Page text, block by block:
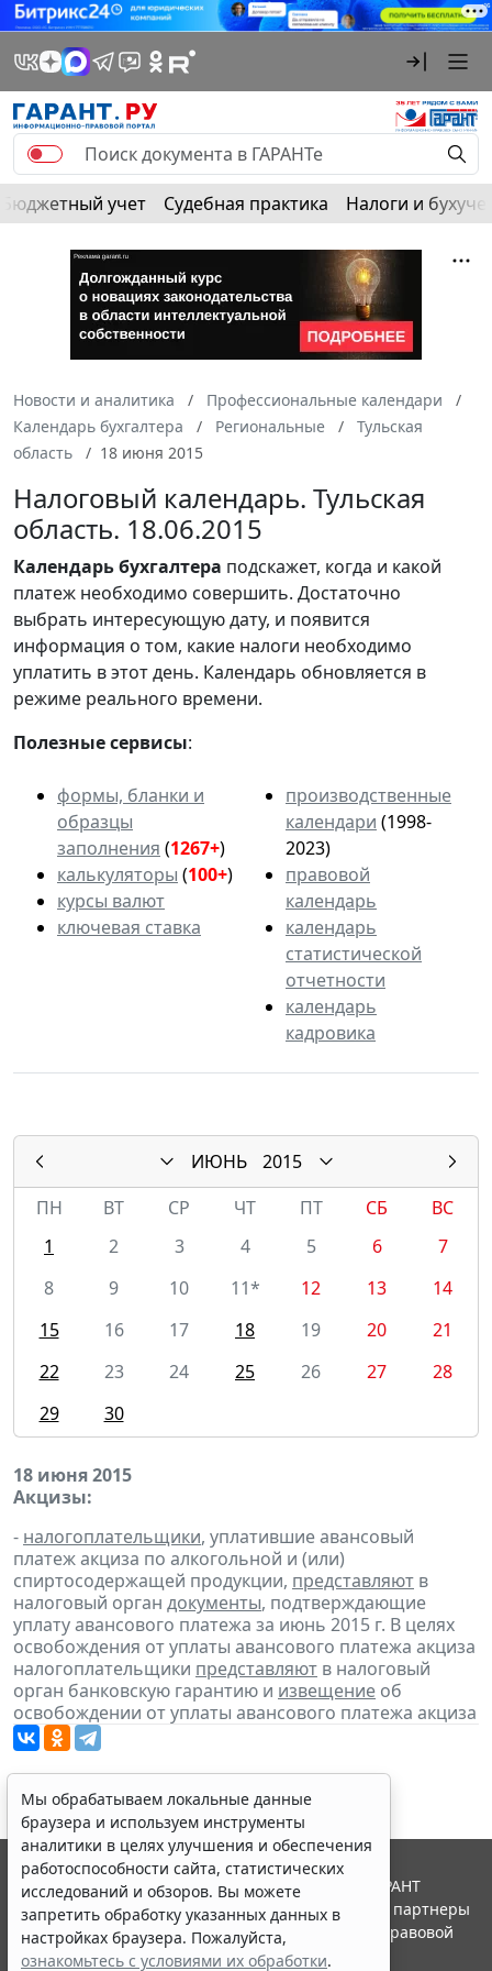
Бюджетный учет Судебная практика Налоги и
Новости и аналитика
Профессиональные календари
Календарь бухгалтера
Региональные
Тульская
область
18 июня 2015
Налоговый календарь. Тульская
область. 18.06.2015
Календарьбухгалтера подскажет, когда и какой
платеж необходимо совершить. Достаточно
выбрать интересующую дату, и появится
информация о том, какие налоги необходимо
уплатить в этот день. Календарь обновляется в
режиме реального времени.
Полезные сервисы:
формы, бланки и
образцы
заполнения (1267+)
калькуляторы (100+)
курсы валют
ключевая ставка
производственные
календари (1998-
2023)
правовой
календарь
календарь
статистической
отчетности
календарь
кадровика
ИЮНЬ
2015
ПН
ВТ СР ЧТ ПТ СБ
ВС
1
2 3 4 5 6
7
8
9 10 11* 12 13
14
15
16 17 18 19 20
21
22
23 24 25 26 27
28
29
30
18 июня 2015
Акцизы:
- налогоплательщики, уплатившие авансовый
платеж акциза по алкогольной и (или)
спиртосодержащей продукции, представляют в
налоговый орган документы, подтверждающие
уплату авансового платежа за июнь 2015 г. В целях
освобождения от уплаты авансового платежа акциза
налогоплательщики представляют в налоговый
орган банковскую гарантию и извещение об
освобождении от уплаты авансового платежа акциза
Мы обрабатываем локальные данные
браузера и используем инструменты
аналитики в целях улучшения и обеспечения
работоспособности сайта, статистических
исследований и обзоров. Вы можете
запретить обработку указанных данных в
настройках браузера. Пожалуйста,
ознакомьтесь с условиями их обработки.
© ООО "НПП "ГАРАНТ-СЕРВИС", 2026. Система ГАРАНТ
выпускается с 1990 года. Компания "Гарант" и ее партнеры
являются участниками Российской ассоциации правовой
информации ГАРАНТ.